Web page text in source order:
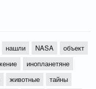
нашли NASA
объект
инопланетяне
животные
тайны